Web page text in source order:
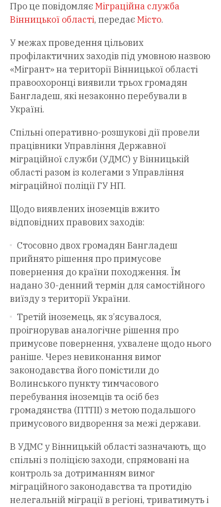
Про це повідомляє Міграційна служба
Вінницької області, передає Місто.
У межах проведення цільових
профілактичних заходів під умовною назвою
«Мігрант» на території Вінницької області
правоохоронці виявили трьох громадян
Бангладеш, які незаконно перебували в
Україні.
Спільні оперативно-розшукові дії провели
працівники Управління Державної
міграційної служби (УДМС) у Вінницькій
області разом із колегами з Управління
міграційної поліції ГУ НП.
Щодо виявлених іноземців вжито
відповідних правових заходів:
Стосовно двох громадян Бангладеш
прийнято рішення про примусове
повернення до країни походження. Їм
надано 30-денний термін для самостійного
виїзду з території України.
Третій іноземець, як з’ясувалося,
проігнорував аналогічне рішення про
примусове повернення, ухвалене щодо нього
раніше. Через невиконання вимог
законодавства його помістили до
Волинського пункту тимчасового
перебування іноземців та осіб без
громадянства (ПТПІ) з метою подальшого
примусового видворення за межі держави.
В УДМС у Вінницькій області зазначають, що
спільні з поліцією заходи, спрямовані на
контроль за дотриманням вимог
міграційного законодавства та протидію
нелегальній міграції в регіоні, триватимуть і